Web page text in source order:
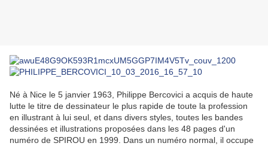
Né à Nice le 5 janvier 1963, Philippe Bercovici a acquis de haute
lutte le titre de dessinateur le plus rapide de toute la profession
en illustrant à lui seul, et dans divers styles, toutes les bandes
dessinées et illustrations proposées dans les 48 pages d'un
numéro de SPIROU en 1999. Dans un numéro normal, il occupe